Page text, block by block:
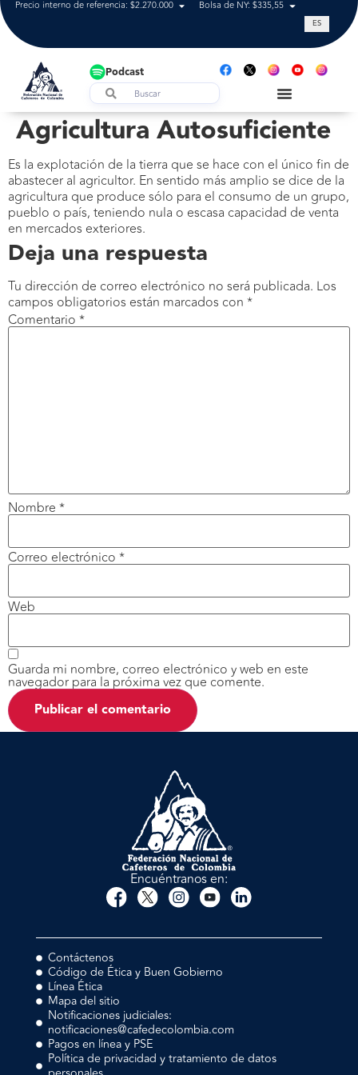
Precio interno de referencia: $2.270.000 Bolsa de NY: $335,55 Tasa de
ES
Podcast
Agricultura Autosuficiente
Es la explotación de la tierra que se hace con el único fin de
abastecer al agricultor. En sentido más amplio se dice de la
agricultura que produce sólo para el consumo de un grupo,
pueblo o país, teniendo nula o escasa capacidad de venta
en mercados exteriores.
Deja una respuesta
Tu dirección de correo electrónico no será publicada. Los
campos obligatorios están marcados con *
Comentario *
Nombre *
Correo electrónico *
Web
Guarda mi nombre, correo electrónico y web en este
navegador para la próxima vez que comente.
Encuéntranos en:
Contáctenos
Código de Ética y Buen Gobierno
Línea Ética
Mapa del sitio
Notificaciones judiciales:
notificaciones@cafedecolombia.com
Pagos en línea y PSE
Política de privacidad y tratamiento de datos